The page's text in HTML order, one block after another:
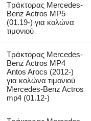
Τράκτορας Mercedes-
Benz Actros MP5
(01.19-) για κολώνα
τιμονιού
Τράκτορας Mercedes-
Benz Actros MP4
Antos Arocs (2012-)
για κολώνα τιμονιού
Mercedes-Benz Actros
mp4 (01.12-)